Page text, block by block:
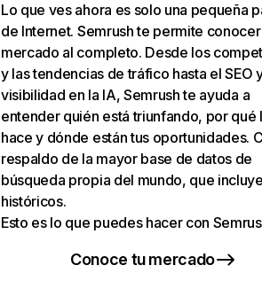
Lo que ves ahora es solo una pequeña
de Internet. Semrush te permite
mercado al completo. Desde los
y las tendencias de tráfico hasta el SEO
visibilidad en la IA, Semrush te ayuda a
entender quién está triunfando, por qué
hace y dónde están tus oportunidades.
respaldo de la mayor base de datos de
búsqueda propia del mundo, que
históricos.
Esto es lo que puedes hacer con
Conoce tu mercado